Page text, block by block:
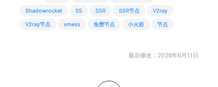
Shadowrocket
SS SSR SSR节点
V2ray
V2ray节点
vmess 免费节点 小火箭 节点
最后修改：2026年6月11日